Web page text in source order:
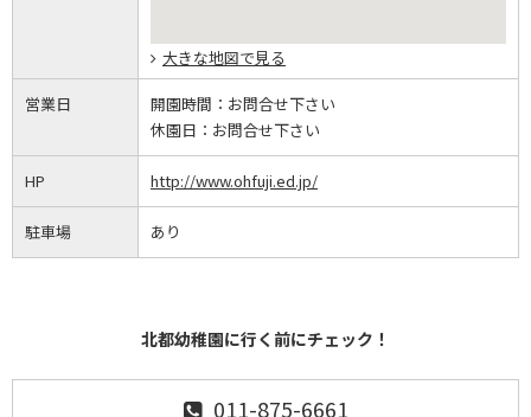
大きな地図で見る
営業日 開園時間： お問合せ下さい
休園日： お問合せ下さい
HP http://www.ohfuji.ed.jp/
駐車場 あり
北都幼稚園に行く前にチェック！
011-875-6661